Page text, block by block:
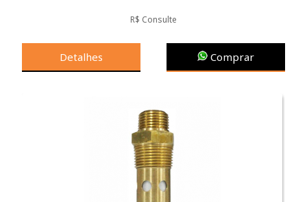
R$ Consulte
Detalhes Comprar